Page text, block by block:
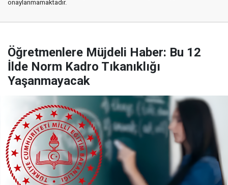
onaylanmamaktadır.
Öğretmenlere Müjdeli Haber: Bu 12
İlde Norm Kadro Tıkanıklığı
Yaşanmayacak